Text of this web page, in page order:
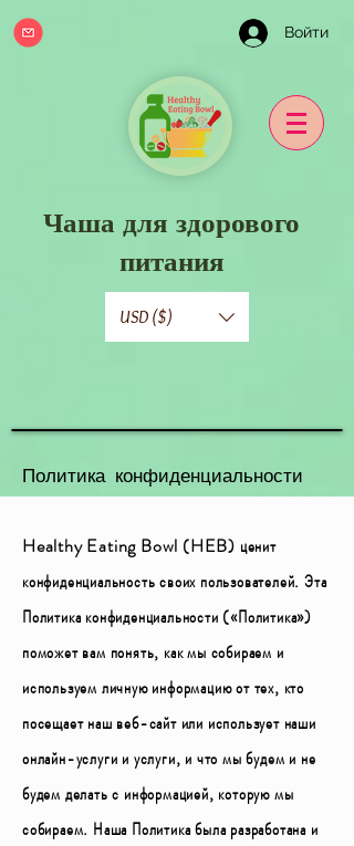
Войти
Чаша для здорового
питания
USD ($)
Политика конфиденциальности
Healthy Eating Bowl (HEB) ценит
конфиденциальность своих пользователей. Эта
Политика конфиденциальности («Политика»)
поможет вам понять, как мы собираем и
используем личную информацию от тех, кто
посещает наш веб-сайт или использует наши
онлайн-услуги и услуги, и что мы будем и не
будем делать с информацией, которую мы
собираем. Наша Политика была разработана и